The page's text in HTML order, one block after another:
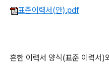
표준이력서(안).pdf
흔한 이력서 양식(표준 이력서)